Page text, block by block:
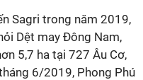
Sagri trong năm 2019,
Dệt may Đông Nam,
5,7 ha tại 727 Âu Cơ,
6/2019, Phong Phú